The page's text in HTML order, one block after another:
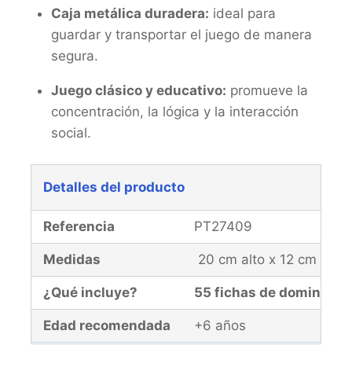
Caja metálica duradera: ideal para
guardar y transportar el juego de manera
segura.
Juego clásico y educativo: promueve la
concentración, la lógica y la interacción
social.
Detalles del producto
Referencia PT27409
Medidas 20 cm alto x 12 cm
¿Qué incluye? 55 fichas de dominó, 1
Edad recomendada +6 años